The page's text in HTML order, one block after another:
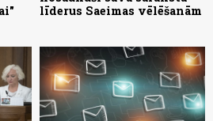
līderus Saeimas vēlēšanām